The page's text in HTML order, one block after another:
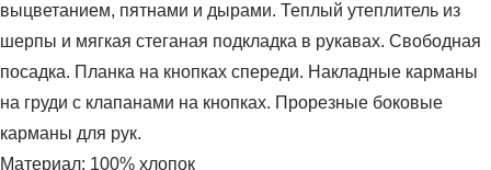
выцветанием, пятнами и дырами. Теплый утеплитель из
шерпы и мягкая стеганая подкладка в рукавах. Свободная
посадка. Планка на кнопках спереди. Накладные карманы
на груди с клапанами на кнопках. Прорезные боковые
карманы для рук.
Материал: 100% хлопок